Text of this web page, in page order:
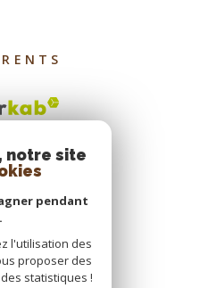
notre site
pendant
l'utilisation des
proposer des
statistiques !